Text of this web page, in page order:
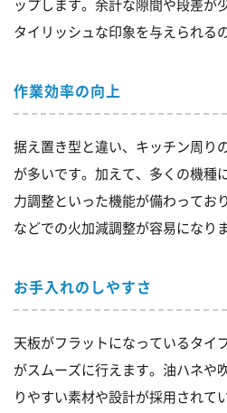
ップします。余計な隙間や段差が
タイリッシュな印象を与えられる
作業効率の向上
据え置き型と違い、キッチン周り
が多いです。加えて、多くの機種
力調整といった機能が備わってお
などでの火加減調整が容易になりま
お手入れのしやすさ
天板がフラットになっているタイ
がスムーズに行えます。油ハネや
りやすい素材や設計が採用されて